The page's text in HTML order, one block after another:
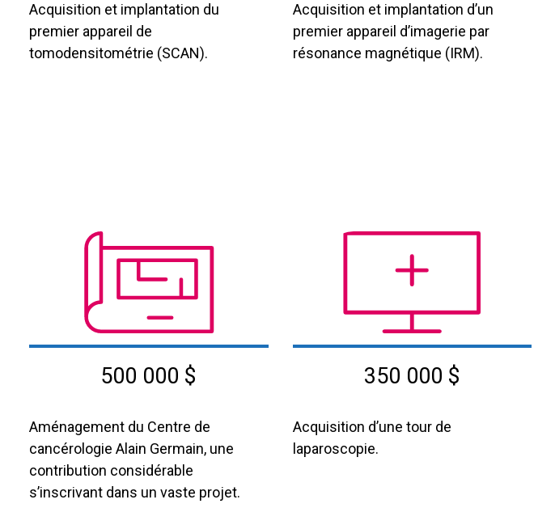
Acquisition et implantation du
premier appareil de
tomodensitométrie (SCAN).
Acquisition et implantation d’un
premier appareil d’imagerie par
résonance magnétique (IRM).
500 000 $
Aménagement du Centre de
cancérologie Alain Germain, une
contribution considérable
s’inscrivant dans un vaste projet.
350 000 $
Acquisition d’une tour de
laparoscopie.